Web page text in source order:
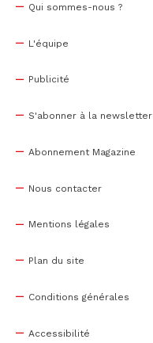
Qui sommes-nous ?
L'équipe
Publicité
S'abonner à la newsletter
Abonnement Magazine
Nous contacter
Mentions légales
Plan du site
Conditions générales
Accessibilité